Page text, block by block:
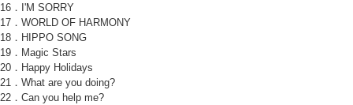
16．I'M SORRY
17．WORLD OF HARMONY
18．HIPPO SONG
19．Magic Stars
20．Happy Holidays
21．What are you doing?
22．Can you help me?